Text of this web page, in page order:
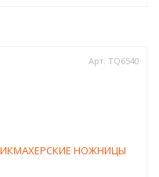
Арт. TQ6540